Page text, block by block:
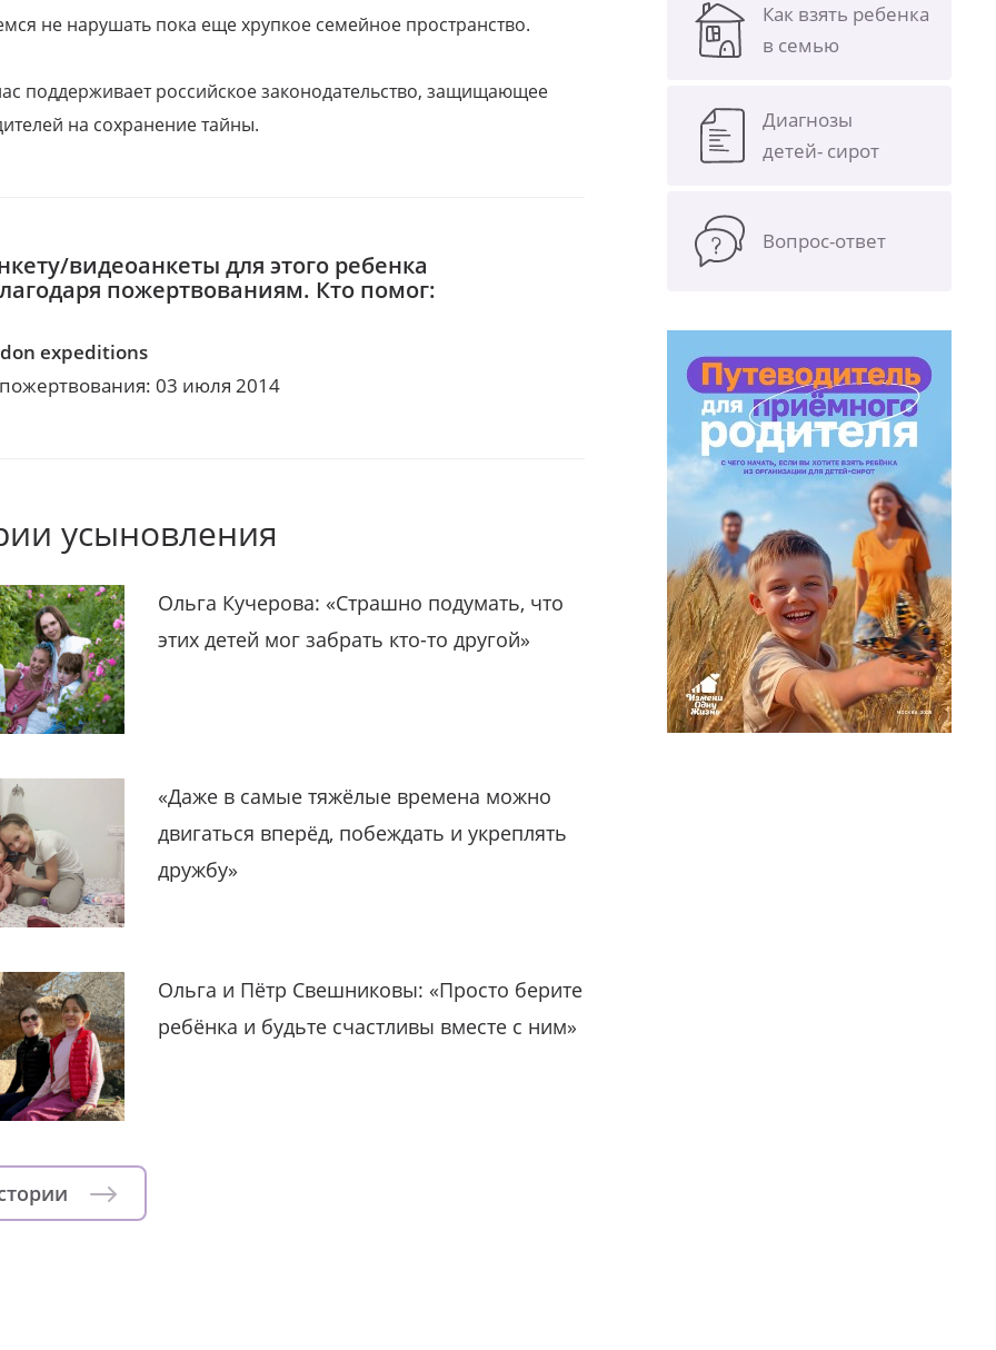
не нарушать пока еще хрупкое семейное пространство.
поддерживает российское законодательство, защищающее
на сохранение тайны.
видеоанкеты для этого ребенка
пожертвованиям. Кто помог:
expeditions
03 июля 2014
усыновления
Ольга Кучерова: «Страшно подумать, что
этих детей мог забрать кто-то другой»
«Даже в самые тяжёлые времена можно
двигаться вперёд, побеждать и укреплять
дружбу»
Ольга и Пётр Свешниковы: «Просто берите
ребёнка и будьте счастливы вместе с ним»
Как взять ребенка
в семью
Диагнозы
детей- сирот
Вопрос-ответ